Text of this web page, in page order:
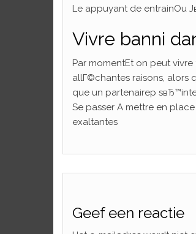
Le appuyant de entrainOu
Vivre banni
Par momentEt on peut
allГ©chantes raisons, alors
que un partenairep
Se passer A mettre en
exaltantes
Geef een reactie